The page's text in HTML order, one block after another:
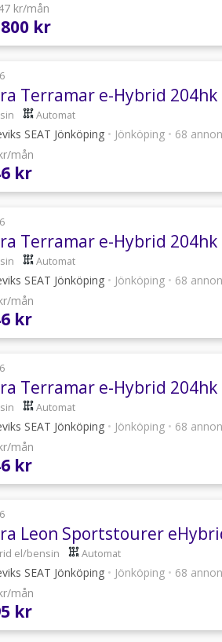
kr/mån
kr
Terramar e-Hybrid
Automat
SEAT Jönköping • Jönköping • 68
mån
kr
Terramar e-Hybrid
Automat
SEAT Jönköping • Jönköping • 68
mån
kr
Terramar e-Hybrid
Automat
SEAT Jönköping • Jönköping • 68
mån
kr
Leon Sportstourer
el/bensin Automat
SEAT Jönköping • Jönköping • 68
mån
kr